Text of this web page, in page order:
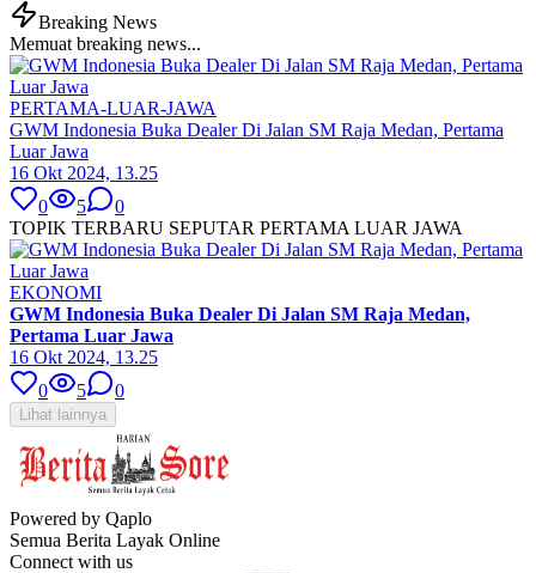
Breaking News
Memuat breaking news...
PERTAMA-LUAR-JAWA
GWM Indonesia Buka Dealer Di Jalan SM Raja Medan, Pertama
Luar Jawa
16 Okt 2024, 13.25
0
5
0
TOPIK TERBARU SEPUTAR PERTAMA LUAR JAWA
EKONOMI
GWM Indonesia Buka Dealer Di Jalan SM Raja Medan,
Pertama Luar Jawa
16 Okt 2024, 13.25
0
5 0
Lihat lainnya
Powered by Qaplo
Semua Berita Layak Online
Connect with us